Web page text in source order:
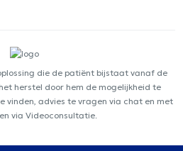
die de patiënt bijstaat vanaf de
herstel door hem de mogelijkheid te
vinden, advies te vragen via chat en met
via Videoconsultatie.